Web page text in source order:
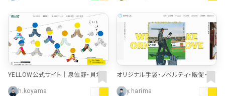
YELLOW公式サイト｜泉佐野・貝塚・
和歌山｜障がい者アート・就労移行
支援・就労継続支援・就労定着支援
h.koyama
オリジナル手袋・ノベルティ・販促・名
y.harima